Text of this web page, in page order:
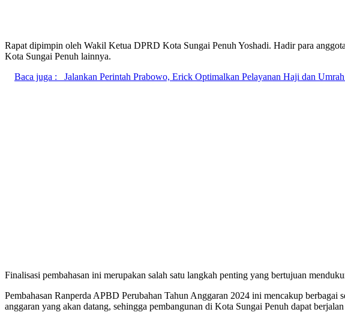
Rapat dipimpin oleh Wakil Ketua DPRD Kota Sungai Penuh Yoshadi. Hadir para
Kota Sungai Penuh lainnya.
Baca juga :
Jalankan Perintah Prabowo, Erick Optimalkan Pelayanan Haji dan
Finalisasi pembahasan ini merupakan salah satu langkah penting yang bertujuan
Pembahasan Ranperda APBD Perubahan Tahun Anggaran 2024 ini mencakup
anggaran yang akan datang, sehingga pembangunan di Kota Sungai Penuh dapat